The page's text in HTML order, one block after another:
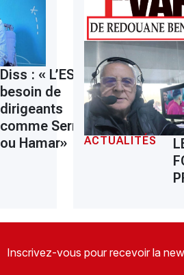
Diss : « L’ESS a
besoin de
dirigeants
comme Serrar
ou Hamar»
ACTUALITÉS
Inscrivez-vous pour recevoir la